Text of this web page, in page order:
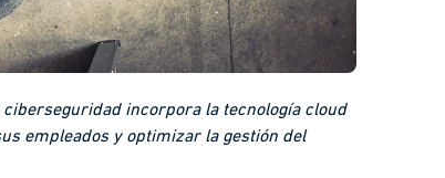
incorpora la tecnología cloud
empleados y optimizar la gestión del